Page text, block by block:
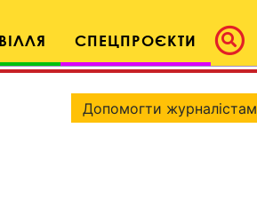
СПЕЦПРОЄКТИ
Допомогти журналістам